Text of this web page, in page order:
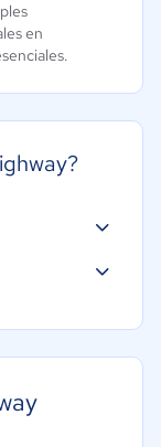
en